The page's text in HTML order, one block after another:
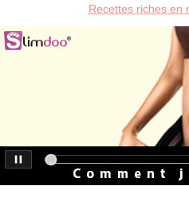
Recettes riches en